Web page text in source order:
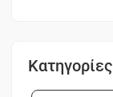
Κατηγορίες